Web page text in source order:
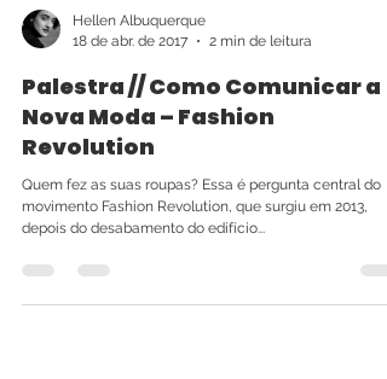
Hellen Albuquerque
18 de abr. de 2017
2 min de leitura
Palestra // Como Comunicar a
Nova Moda – Fashion
Revolution
Quem fez as suas roupas? Essa é pergunta central do
movimento Fashion Revolution, que surgiu em 2013,
depois do desabamento do edifício...